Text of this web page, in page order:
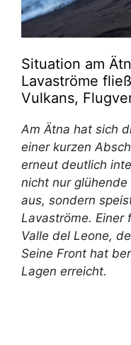
Situation am
Lavaströme
Vulkans,
Am Ätna hat sich
einer kurzen
erneut deutlich
nicht nur glühende
aus, sondern
Lavaströme. Einer
Valle del Leone,
Seine Front hat
Lagen erreicht.